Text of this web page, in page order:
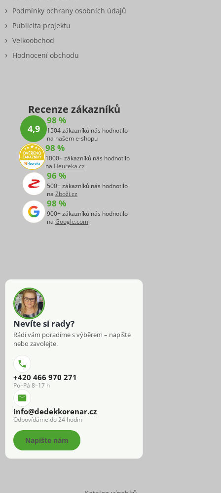
Podmínky ochrany osobních údajů
Publicita projektu
Velkoobchod
Hodnocení obchodu
Recenze zákazníků
4,9
98 %
1504 zákazníků nás hodnotilo
na našem e-shopu
98 %
1000+ zákazníků nás hodnotilo
na Heureka.cz
96 %
500+ zákazníků nás hodnotilo
na Zboží.cz
98 %
900+ zákazníků nás hodnotilo
na Google.com
Nevíte si rady?
Rádi vám poradíme s výběrem – napište
nebo zavolejte.
+420 466 970 271
Po–Pá 8–17 h
info@dedekkorenar.cz
Odpovídáme do 24 hodin
Napište nám